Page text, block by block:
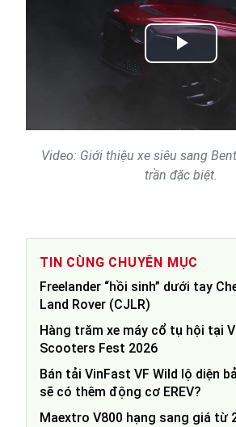
Play
Video
Video: Giới thiệu xe siêu sang
trần đặc biệt.
TIN CÙNG CHUYÊN MỤC
Freelander “hồi sinh” dưới tay
Land Rover (CJLR)
Hàng trăm xe máy cổ tụ hội tại
Scooters Fest 2026
Bán tải VinFast VF Wild lộ diện
sẽ có thêm động cơ EREV?
Maextro V800 hạng sang giá từ